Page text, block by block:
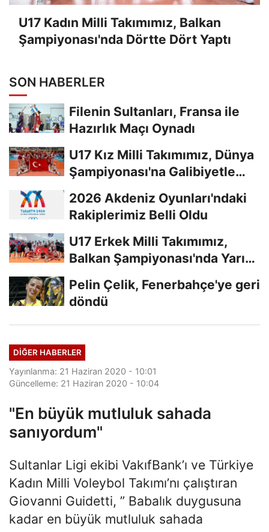
U17 Kadın Milli Takımımız, Balkan
Şampiyonası'nda Dörtte Dört Yaptı
SON HABERLER
Filenin Sultanları, Fransa ile
Hazırlık Maçı Oynadı
U17 Kız Milli Takımımız, Dünya
Şampiyonası'na Galibiyetle
2026 Akdeniz Oyunları'ndaki
Rakiplerimiz Belli Oldu
U17 Erkek Milli Takımımız,
Balkan Şampiyonası'nda Yarı
Pelin Çelik, Fenerbahçe'ye geri
döndü
DIĞER HABERLER
Yayınlanma: 21 Haziran 2020 - 10:01
Güncelleme: 21 Haziran 2020 - 10:04
"En büyük mutluluk sahada
sanıyordum"
Sultanlar Ligi ekibi VakıfBank’ı ve Türkiye
Kadın Milli Voleybol Takımı’nı çalıştıran
Giovanni Guidetti, ” Babalık duygusuna
kadar en büyük mutluluk sahada